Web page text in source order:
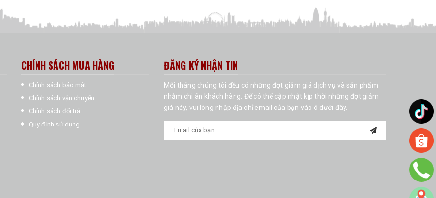
CHÍNH SÁCH MUA HÀNG
Chính sách bảo mật
Chính sách vận chuyển
Chính sách đổi trả
Quy định sử dụng
ĐĂNG KÝ NHẬN TIN
Mỗi tháng chúng tôi đều có những đợt giảm giá dịch vụ và sản phẩm
nhằm chi ân khách hàng. Để có thể cập nhật kịp thời những đợt giảm
giá này, vui lòng nhập địa chỉ email của bạn vào ô dưới đây.